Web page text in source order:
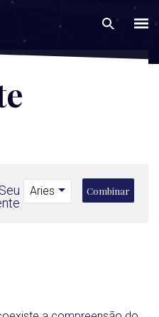
Seu
Combinar